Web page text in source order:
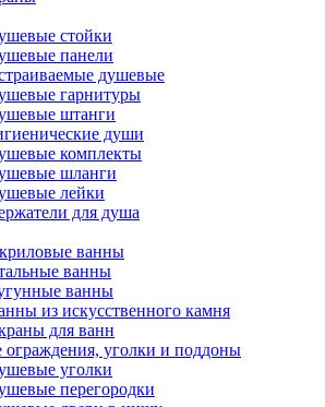
стойки
панели
душевые
гарнитуры
штанги
души
комплекты
шланги
лейки
для душа
ванны
ванны
ванны
из искусственного камня
для ванн
уголки и поддоны
уголки
перегородки